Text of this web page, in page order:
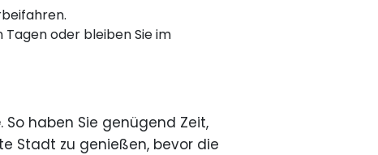
Tagen oder bleiben Sie im
. So haben Sie genügend Zeit,
Stadt zu genießen, bevor die